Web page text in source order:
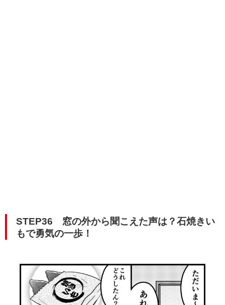
STEP36 窓の外から聞こえた声は？石焼きい
もで勇気の一歩！